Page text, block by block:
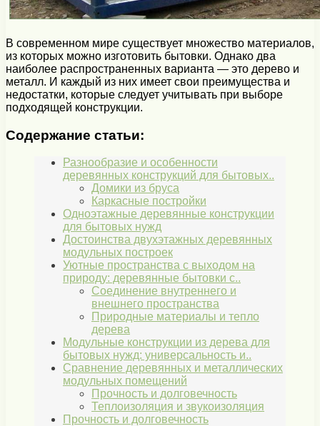
В современном мире существует множество материалов,
из которых можно изготовить бытовки. Однако два
наиболее распространенных варианта — это дерево и
металл. И каждый из них имеет свои преимущества и
недостатки, которые следует учитывать при выборе
подходящей конструкции.
Содержание статьи:
Разнообразие и особенности
деревянных конструкций для бытовых..
Домики из бруса
Каркасные постройки
Одноэтажные деревянные конструкции
для бытовых нужд
Достоинства двухэтажных деревянных
модульных построек
Уютные пространства с выходом на
природу: деревянные бытовки с..
Соединение внутреннего и
внешнего пространства
Природные материалы и тепло
дерева
Модульные конструкции из дерева для
бытовых нужд: универсальность и..
Сравнение деревянных и металлических
модульных помещений
Прочность и долговечность
Теплоизоляция и звукоизоляция
Прочность и долговечность